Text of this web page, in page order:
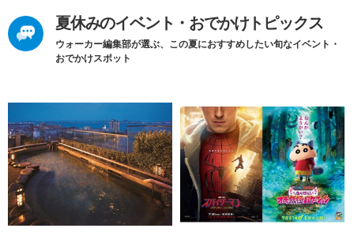
夏休みのイベント・おでかけトピックス
ウォーカー編集部が選ぶ、この夏におすすめしたい旬なイベント・
おでかけスポット